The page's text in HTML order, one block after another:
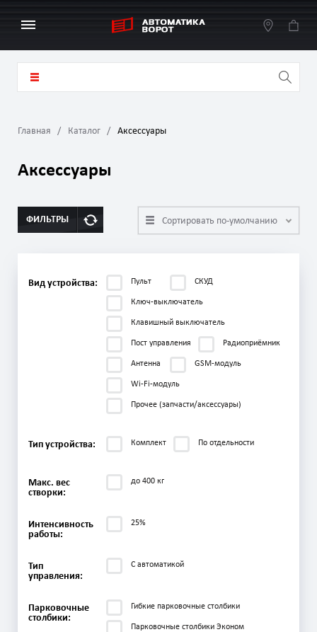
Главная Каталог Аксессуары
Аксессуары
ФИЛЬТРЫ Сортировать по-умолчанию
Вид устройства: Пульт СКУД
Ключ-выключатель
Клавишный выключатель
Пост управления Радиоприёмник
Антенна GSM-модуль
Wi-Fi-модуль
Прочее (запчасти/аксессуары)
Тип устройства: Комплект По отдельности
Макс. вес
створки:
до 400 кг
Интенсивность
работы:
25%
Тип
управления:
С автоматикой
Парковочные
столбики:
Гибкие парковочные столбики
Парковочные столбики Эконом